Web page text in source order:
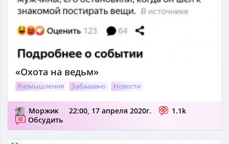
«Охота на ведьм»
Размышления Забааавно Новости
Моржик 22:00, 17 апреля 2020г.
1.1k
Обсудить